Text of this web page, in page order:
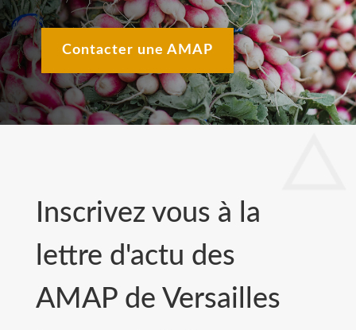
Contacter une AMAP
Inscrivez vous à la
lettre d'actu des
AMAP de Versailles